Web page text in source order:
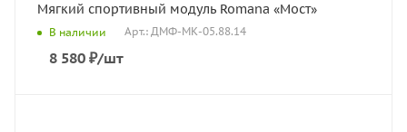
Мягкий спортивный модуль Romana «Мост»
В наличии Арт.: ДМФ-МК-05.88.14
8 580 ₽/шт